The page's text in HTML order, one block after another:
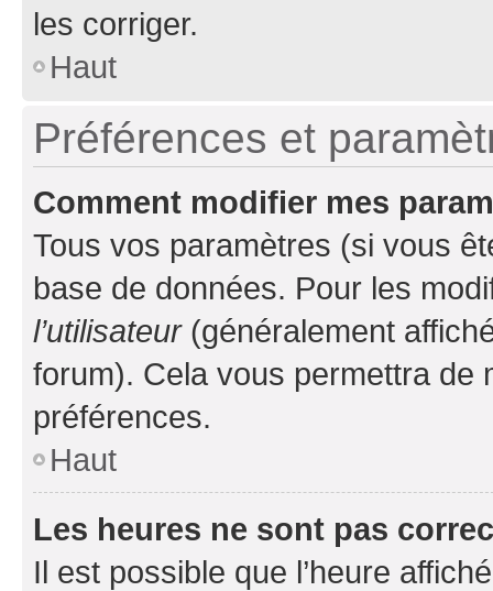
les corriger.
Haut
Préférences et
Comment modifier mes
Tous vos paramètres (si vous
base de données. Pour les
l’utilisateur(généralement
forum). Cela vous permettra de
préférences.
Haut
Les heures ne sont pas
Il est possible que l’heure